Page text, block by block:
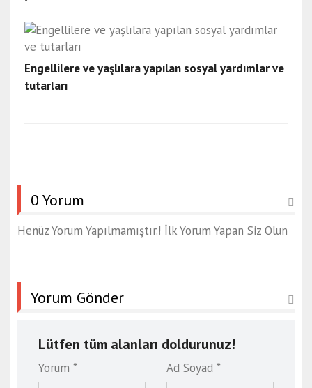
Engellilere ve yaşlılara yapılan sosyal yardımlar ve
tutarları
0 Yorum
Henüz Yorum Yapılmamıştır.! İlk Yorum Yapan Siz Olun
Yorum Gönder
Lütfen tüm alanları doldurunuz!
Yorum * Ad Soyad *